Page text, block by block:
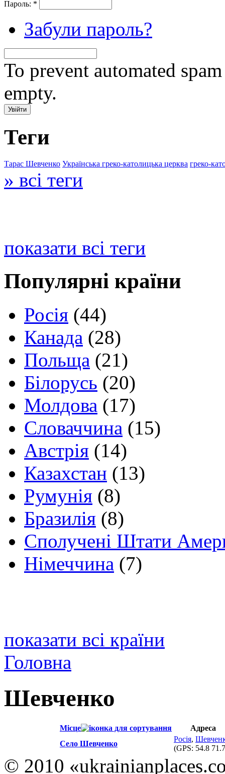
Пароль: *
Забули пароль?
To prevent automated
empty.
Теги
Тарас Шевченко Українська греко-католицька церква греко-
» всі теги
показати всі теги
Популярні країни
Росія (44)
Канада (28)
Польща (21)
Білорусь (20)
Молдова (17)
Словаччина (15)
Австрія (14)
Казахстан (13)
Румунія (8)
Бразилія (8)
Сполучені Штати
Німеччина (7)
показати всі країни
Головна
Шевченко
Місце
Адреса
Село Шевченко
Росія,
(GPS: 54.8 71.7
© 2010